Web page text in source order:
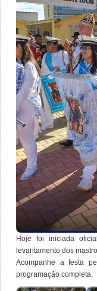
Hoje foi iniciada
levantamento dos
Acompanhe a festa
programação completa.